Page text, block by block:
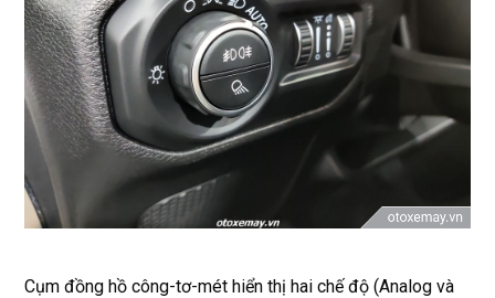
Cụm đồng hồ công-tơ-mét hiển thị hai chế độ (Analog và